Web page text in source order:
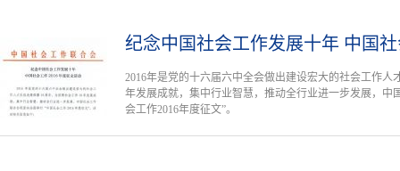
纪念中国社会工作发展十年 中国
2016年是党的十六届六中全会做出建设宏大的社会工作人
年发展成就，集中行业智慧，推动全行业进一步发展，中
会工作2016年度征文”。